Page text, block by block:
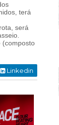
terá
será
(composto
Linkedin